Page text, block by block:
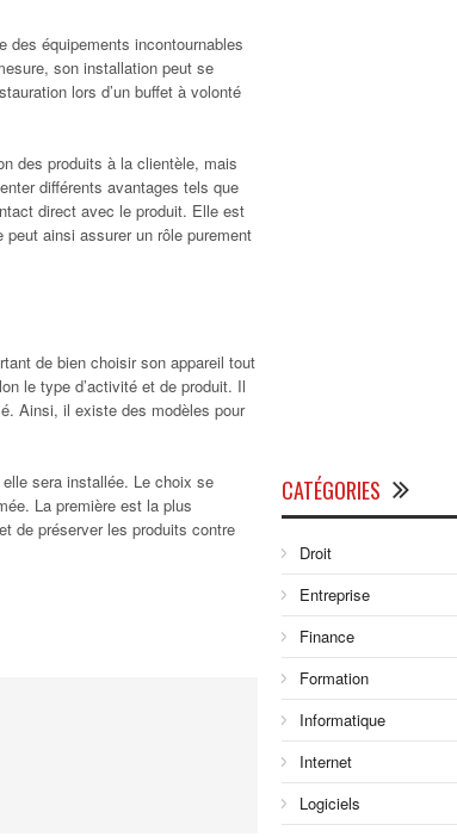
des équipements incontournables
son installation peut se
lors d’un buffet à volonté
des produits à la clientèle, mais
différents avantages tels que
direct avec le produit. Elle est
ainsi assurer un rôle purement
de bien choisir son appareil tout
le type d’activité et de produit. Il
Ainsi, il existe des modèles pour
sera installée. Le choix se
La première est la plus
de préserver les produits contre
CATÉGORIES
Droit
Entreprise
Finance
Formation
Informatique
Internet
Logiciels